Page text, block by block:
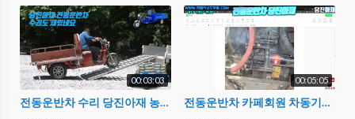
00:03:03
전동운반차 수리 당진아재 농업용운반차 부품 카페회원
00:05:05
전동운반차 카페회원 차동기어 충격파손 부품 구해주기